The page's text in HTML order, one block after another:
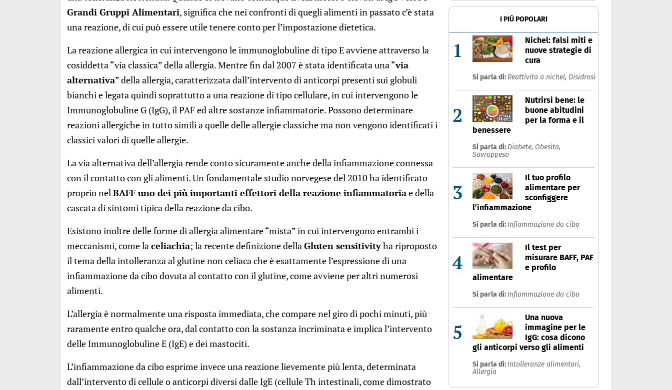
Grandi Gruppi Alimentari, significa che nei confronti di quegli alimenti in passato c’è stata
una reazione, di cui può essere utile tenere conto per l’impostazione dietetica.
La reazione allergica in cui intervengono le immunoglobuline di tipo E avviene attraverso la
cosiddetta “via classica” della allergia. Mentre fin dal 2007 è stata identificata una “via
alternativa” della allergia, caratterizzata dall’intervento di anticorpi presenti sui globuli
bianchi e legata quindi soprattutto a una reazione di tipo cellulare, in cui intervengono le
Immunoglobuline G (IgG), il PAF ed altre sostanze infiammatorie. Possono determinare
reazioni allergiche in tutto simili a quelle delle allergie classiche ma non vengono identificati i
classici valori di quelle allergie.
La via alternativa dell’allergia rende conto sicuramente anche della infiammazione connessa
con il contatto con gli alimenti. Un fondamentale studio norvegese del 2010 ha identificato
proprio nelBAFF uno dei più importanti effettori della reazione infiammatoriae della
cascata di sintomi tipica della reazione da cibo.
Esistono inoltre delle forme di allergia alimentare “mista” in cui intervengono entrambi i
meccanismi, come laceliachia; la recente definizione dellaGluten sensitivityha riproposto
il tema della intolleranza al glutine non celiaca che è esattamente l’espressione di una
infiammazione da cibo dovuta al contatto con il glutine, come avviene per altri numerosi
alimenti.
L’allergia è normalmente una risposta immediata, che compare nel giro di pochi minuti, più
raramente entro qualche ora, dal contatto con la sostanza incriminata e implica l’intervento
delle Immunoglobuline E (IgE) e dei mastociti.
L’infiammazione da cibo esprime invece una reazione lievemente più lenta, determinata
dall’intervento di cellule o anticorpi diversi dalle IgE (cellule Th intestinali, come dimostrato
I PIÚ POPOLARI
1
Nichel: falsi miti e
nuove strategie di
cura
Si parla di: Reattivita a nichel, Disidrosi
2
Nutrirsi bene: le
buone abitudini
per la forma e il
benessere
Si parla di: Diabete, Obesita,
Sovrappeso
3
Il tuo profilo
alimentare per
sconfiggere
l’infiammazione
Si parla di: Infiammazione da cibo
4
Il test per
misurare BAFF, PAF
e profilo
alimentare
Si parla di: Infiammazione da cibo
5
Una nuova
immagine per le
IgG: cosa dicono
gli anticorpi verso gli alimenti
Si parla di: Intolleranze alimentari,
Allergia